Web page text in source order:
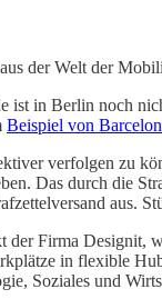
aus der Welt der
ist in Berlin noch
Beispiel von
verfolgen zu
Das durch die
aus.
Firma Designit,
in flexible
Soziales und